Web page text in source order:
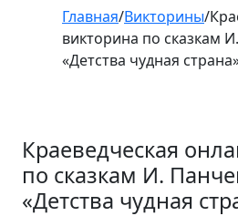
Главная/Викторины/
викторина по сказкам
«Детства чудная
Краеведческая
по сказкам И.
«Детства чудная